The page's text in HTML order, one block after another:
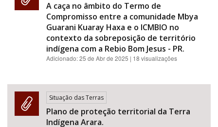
BUSCAR
A caça no âmbito do Termo de
Compromisso entre a comunidade Mbya
Guarani Kuaray Haxa e o ICMBIO no
contexto da sobreposição de território
indígena com a Rebio Bom Jesus - PR.
Adicionado:25 de Abr de 2025 | 18 visualizações
Situação das Terras
Plano de proteção territorial da Terra
Indígena Arara.